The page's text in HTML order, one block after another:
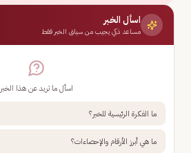
اسأل الخبر
مساعد ذكي يجيب من سياق الخبر فقط
اسأل ما تريد عن هذا الخبر
ما الفكرة الرئيسية للخبر؟
ما هي أبرز الأرقام والإحصاءات؟